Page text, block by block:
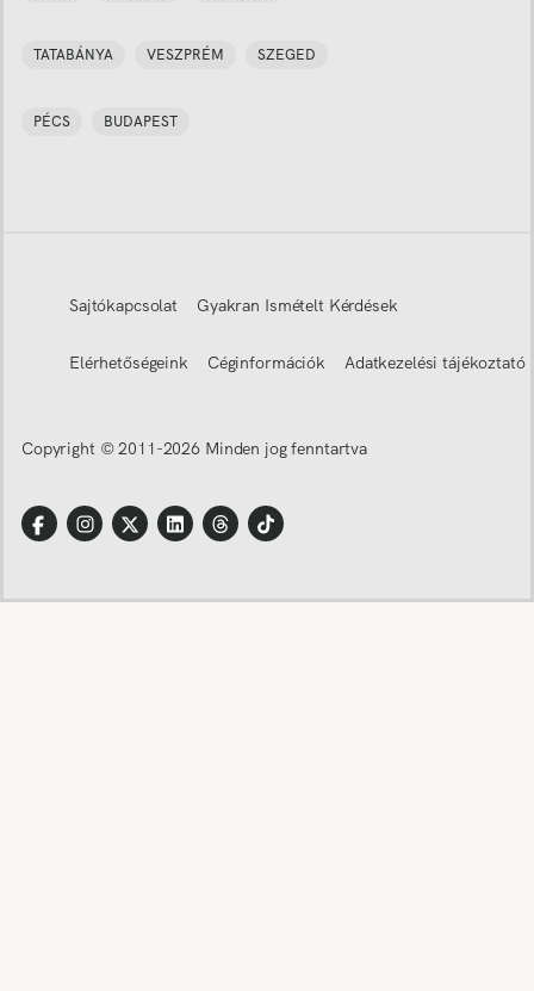
TATABÁNYA VESZPRÉM SZEGED
PÉCS BUDAPEST
Sajtókapcsolat Gyakran Ismételt Kérdések
Elérhetőségeink Céginformációk Adatkezelési tájékoztató
Copyright © 2011-2026 Minden jog fenntartva